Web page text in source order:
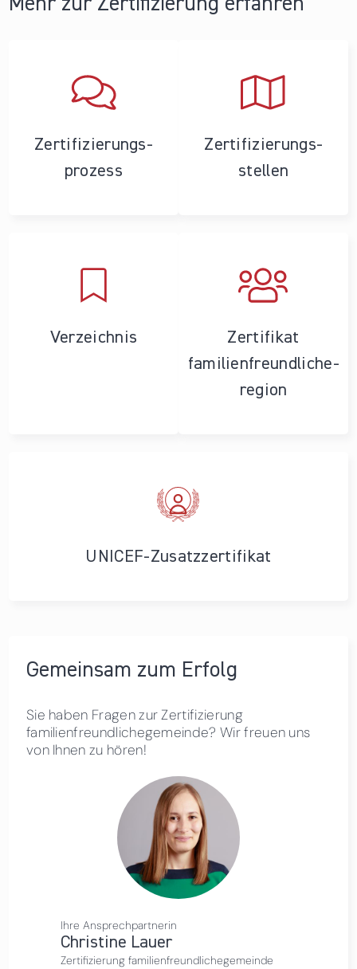
Zertifizierungs­
prozess
Zertifizierungs­
stellen
Verzeichnis
Zertifikat
familienfreundliche­
region
UNICEF-Zusatzzertifikat
Gemeinsam zum Erfolg
Sie haben Fragen zur Zertifizierung
familienfreundlichegemeinde? Wir freuen uns
von Ihnen zu hören!
Ihre Ansprechpartnerin
Christine Lauer
Zertifizierung familienfreundlichegemeinde